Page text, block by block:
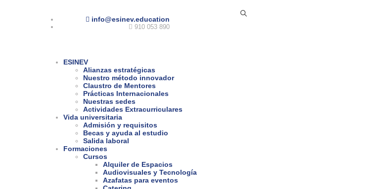
info@esinev.education
910 053 890
ESINEV
Alianzas estratégicas
Nuestro método innovador
Claustro de Mentores
Prácticas Internacionales
Nuestras sedes
Actividades Extracurriculares
Vida universitaria
Admisión y requisitos
Becas y ayuda al estudio
Salida laboral
Formaciones
Cursos
Alquiler de Espacios
Audiovisuales y Tecnología
Azafatas para eventos